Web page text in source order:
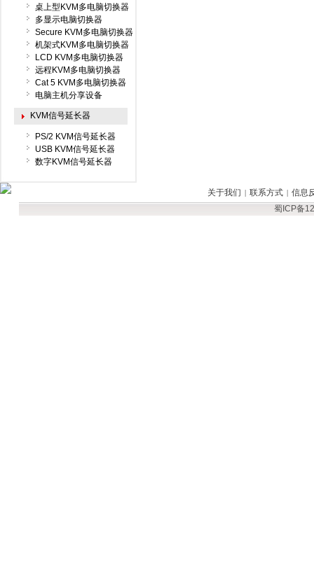
桌上型KVM多电脑切换器
多显示电脑切换器
Secure KVM多电脑切换器
机架式KVM多电脑切换器
LCD KVM多电脑切换器
远程KVM多电脑切换器
Cat 5 KVM多电脑切换器
电脑主机分享设备
KVM信号延长器
PS/2 KVM信号延长器
USB KVM信号延长器
数字KVM信号延长器
关于我们 | 联系方式 | 信息
蜀ICP备